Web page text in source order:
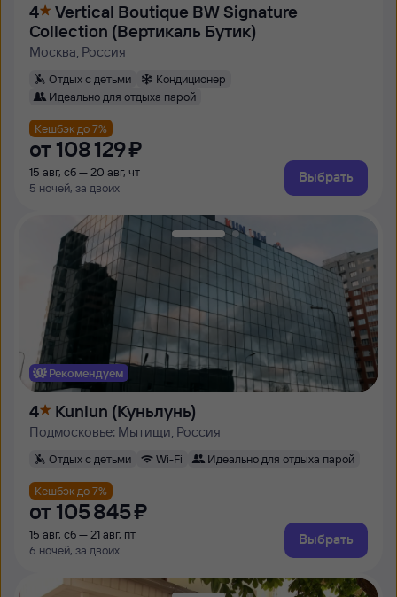
4
Vertical Boutique BW Signature
Collection (Вертикаль Бутик)
Москва, Россия
Отдых с детьми
Кондиционер
Идеально для отдыха парой
Кешбэк до 7%
от 108 ⁠129 ⁠₽
15 авг, сб — 20 авг, чт
5 ночей, за двоих
Выбрать
Рекомендуем
4 Kunlun (Куньлунь)
Подмосковье: Мытищи, Россия
Отдых с детьми Wi-Fi Идеально для отдыха парой
Кешбэк до 7%
от 105 ⁠845 ⁠₽
15 авг, сб — 21 авг, пт
6 ночей, за двоих
Выбрать